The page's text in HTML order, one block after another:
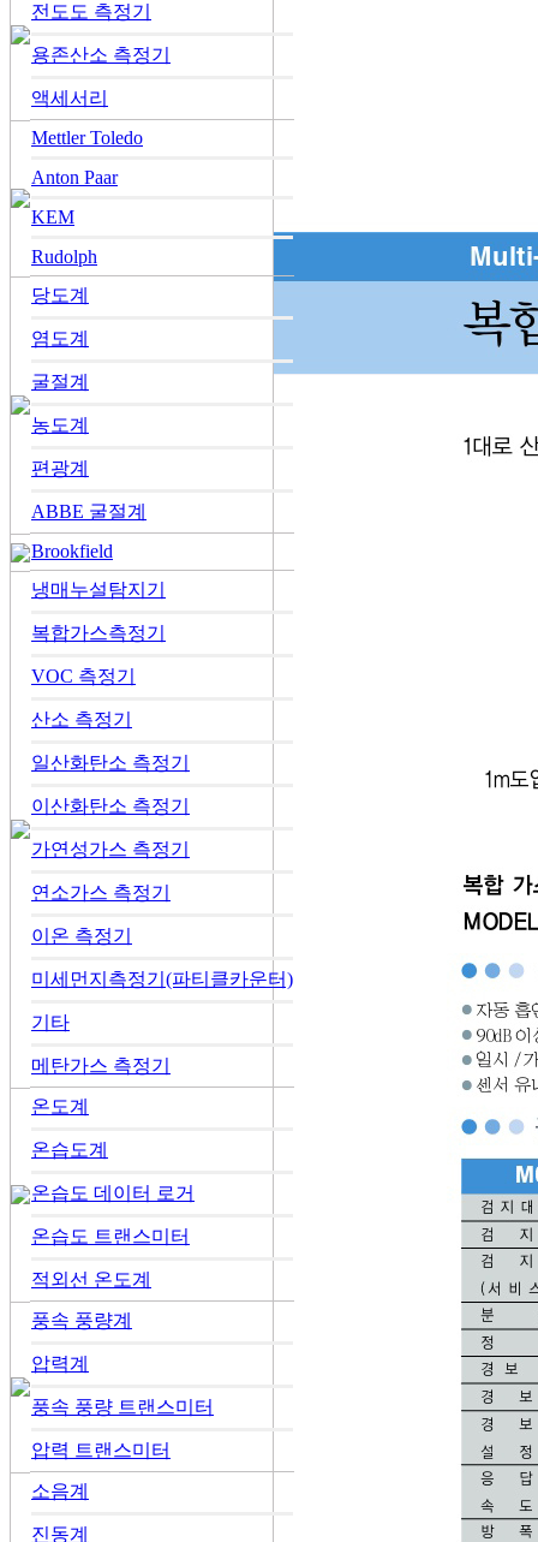
전도도 측정기
용존산소 측정기
액세서리
Mettler Toledo
Anton Paar
KEM
Rudolph
당도계
염도계
굴절계
농도계
편광계
ABBE 굴절계
Brookfield
냉매누설탐지기
복합가스측정기
VOC 측정기
산소 측정기
일산화탄소 측정기
이산화탄소 측정기
가연성가스 측정기
연소가스 측정기
이온 측정기
미세먼지측정기(파티클카운터)
기타
메탄가스 측정기
온도계
온습도계
온습도 데이터 로거
온습도 트랜스미터
적외선 온도계
풍속 풍량계
압력계
풍속 풍량 트랜스미터
압력 트랜스미터
소음계
진동계